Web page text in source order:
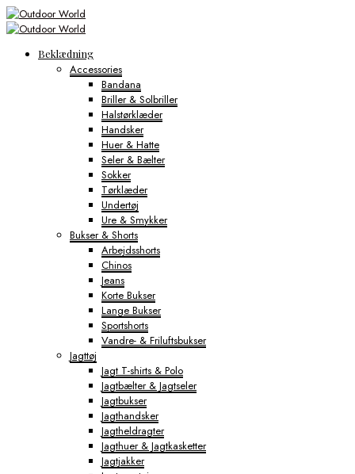
Beklædning
Accessories
Bandana
Briller & Solbriller
Halstørklæder
Handsker
Huer & Hatte
Seler & Bælter
Sokker
Tørklæder
Undertøj
Ure & Smykker
Bukser & Shorts
Arbejdsshorts
Chinos
Jeans
Korte Bukser
Lange Bukser
Sportshorts
Vandre- & Friluftsbukser
Jagttøj
Jagt T-shirts & Polo
Jagtbælter & Jagtseler
Jagtbukser
Jagthandsker
Jagtheldragter
Jagthuer & Jagtkasketter
Jagtjakker